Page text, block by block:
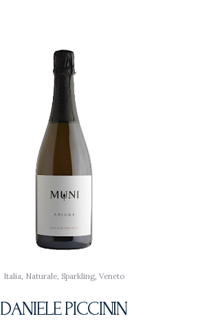
Italia, Naturale, Sparkling, Veneto
DANIELE PICCININ